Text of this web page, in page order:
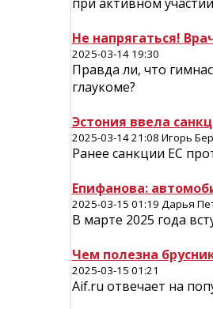
Не напрягаться!
2025-03-14 19:30
Правда ли, что
глаукоме?
Эстония ввела
2025-03-14 21:08 Игорь
Ранее санкции ЕС
Епифанова:
2025-03-15 01:19 Дарья
В марте 2025 года
Чем полезна
2025-03-15 01:21
Аif.ru отвечает на